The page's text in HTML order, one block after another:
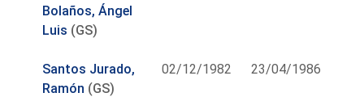
Bolaños, Ángel
Luis (GS)
Santos Jurado,
Ramón (GS)
02/12/1982 23/04/1986